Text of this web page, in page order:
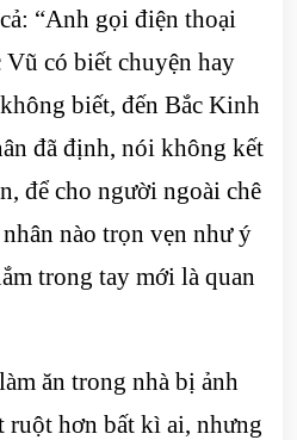
“Anh gọi điện thoại
có biết chuyện hay
biết, đến Bắc Kinh
đã định, nói không kết
để cho người ngoài chê
nào trọn vẹn như ý
trong tay mới là quan
ăn trong nhà bị ảnh
ruột hơn bất kì ai, nhưng